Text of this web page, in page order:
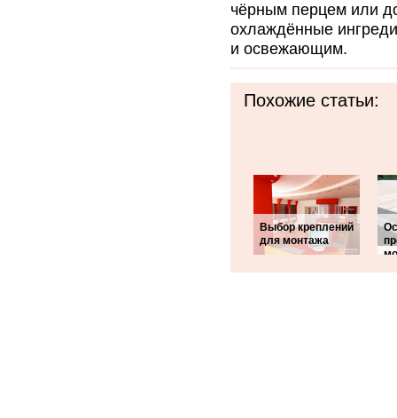
чёрным перцем или
охлаждённые
и освежающим.
Похожие статьи:
Выбор креплений
для монтажа